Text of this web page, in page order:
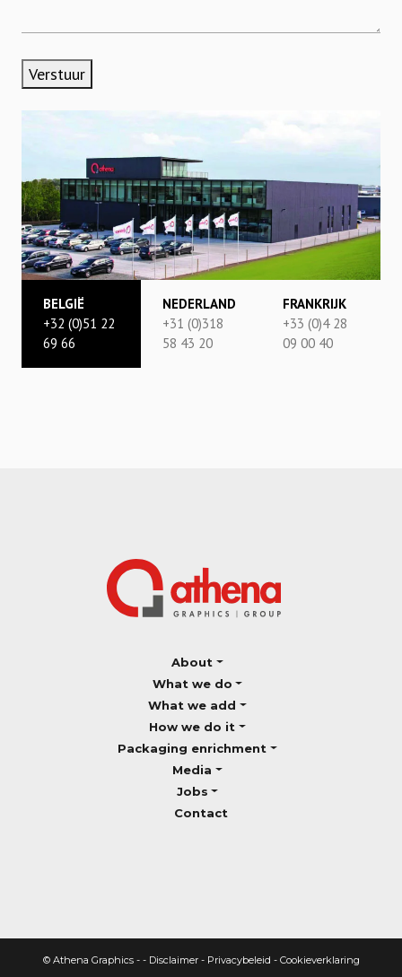
Verstuur
BELGIË
+32 (0)51 22
69 66
NEDERLAND
+31 (0)318
58 43 20
FRANKRIJK
+33 (0)4 28
09 00 40
About
What we do
What we add
How we do it
Packaging enrichment
Media
Jobs
Contact
© Athena Graphics - - Disclaimer- Privacybeleid - Cookieverklaring